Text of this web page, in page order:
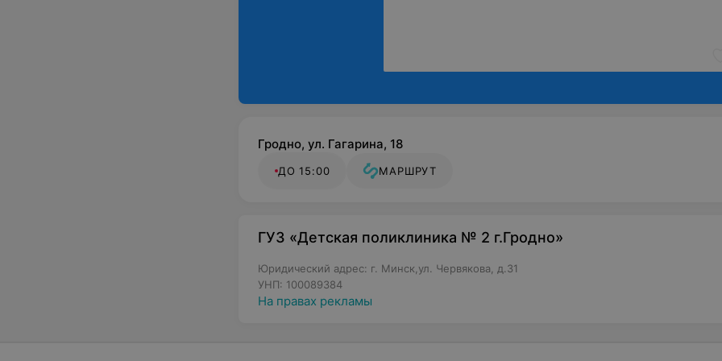
- инфекционный;
- хирурга;
- логопеда;
- физиотерапевта;
- ортопеда;
- эндокринолога;
- психотерапевта;
- иммунолога.
Гродно, ул. Гагарина, 18
ДО 15:00 МАРШРУТ
ГУЗ «Детская поликлиника № 2 г.Гродно»
Юридический адрес: г. Минск,ул. Червякова, д.31
УНП: 100089384
На правах рекламы